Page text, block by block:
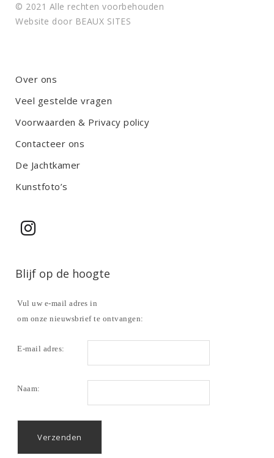
© 2021 Alle rechten voorbehouden
Website door BEAUX SITES
Over ons
Veel gestelde vragen
Voorwaarden & Privacy policy
Contacteer ons
De Jachtkamer
Kunstfoto’s
Blijf op de hoogte
Vul uw e-mail adres in
om onze nieuwsbrief te ontvangen:
E-mail adres:
Naam: